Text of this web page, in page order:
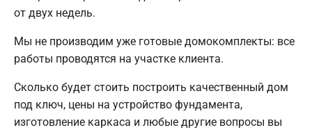
от двух недель.
Мы не производим уже готовые домокомплекты: все
работы проводятся на участке клиента.
Сколько будет стоить построить качественный дом
под ключ, цены на устройство фундамента,
изготовление каркаса и любые другие вопросы вы